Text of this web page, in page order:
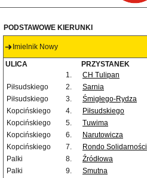
PODSTAWOWE KIERUNKI
Imielnik Nowy
ULICA PRZYSTANEK
1.
CH Tulipan
Piłsudskiego
2. Sarnia
Piłsudskiego
3. Śmigłego-Rydza
Kopcińskiego
4. Piłsudskiego
Kopcińskiego
5. Tuwima
Kopcińskiego
6. Narutowicza
Kopcińskiego
7. Rondo Solidarności
Palki
8. Źródłowa
Palki
9. Smutna